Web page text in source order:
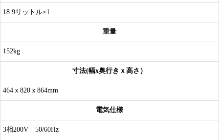
18.9リットル×1
重量
152kg
寸法(幅x奥行きｘ高さ）
464ｘ820ｘ864mm
電気仕様
3相200V 50/60Hz